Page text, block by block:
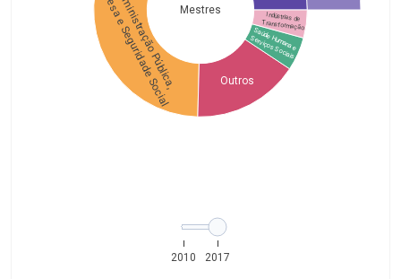
Mestres
Administração Pública,
Defesa e Seguridade Social Outros
Saúde Humana e
Serviços Sociais
Indústrias de
Transformação
2010 2017